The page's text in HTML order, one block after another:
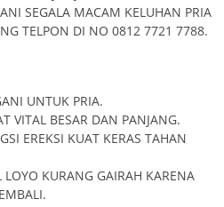
SEGALA MACAM KELUHAN PRIA
TELPON DI NO 0812 7721 7788.
UNTUK PRIA.
VITAL BESAR DAN PANJANG.
EREKSI KUAT KERAS TAHAN
KURANG GAIRAH KARENA